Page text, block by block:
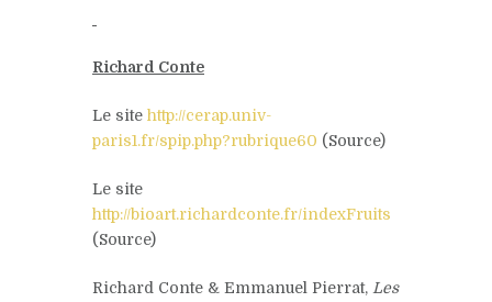
Richard Conte
Le site http://cerap.univ-
paris1.fr/spip.php?rubrique60 (Source)
Le site
http://bioart.richardconte.fr/indexFruits
(Source)
Richard Conte & Emmanuel Pierrat, Les